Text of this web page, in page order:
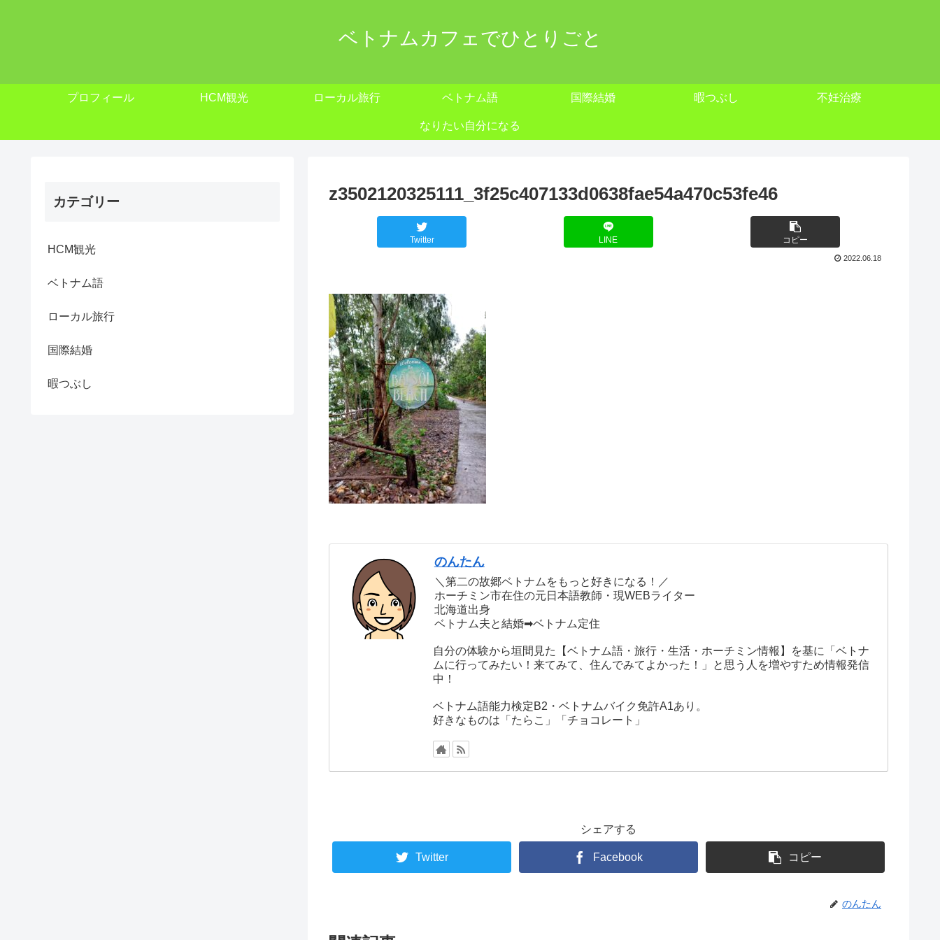
ベトナムカフェでひとりごと
プロフィール HCM観光 ローカル旅行 ベトナム語 国際結婚 暇つぶし 不妊治療
なりたい自分になる
z3502120325111_3f25c407133d0638fae54a470c53fe46
Twitter LINE コピー
2022.06.18
のんたん
＼第二の故郷ベトナムをもっと好きになる！／
ホーチミン市在住の元日本語教師・現WEBライター
北海道出身
ベトナム夫と結婚➡ベトナム定住
自分の体験から垣間見た【ベトナム語・旅行・生活・ホーチミン情報】を基に「ベトナ
ムに行ってみたい！来てみて、住んでみてよかった！」と思う人を増やすため情報発信
中！
ベトナム語能力検定B2・ベトナムバイク免許A1あり。
好きなものは「たらこ」「チョコレート」
シェアする
Twitter Facebook コピー
のんたん
カテゴリー
HCM観光
ベトナム語
ローカル旅行
国際結婚
暇つぶし